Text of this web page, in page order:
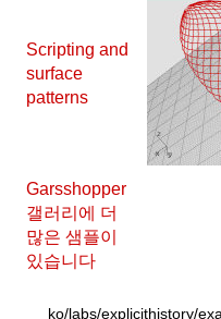
Scripting and
surface
patterns
Garsshopper
갤러리에 더
많은 샘플이
있습니다
ko/labs/explicithistory/